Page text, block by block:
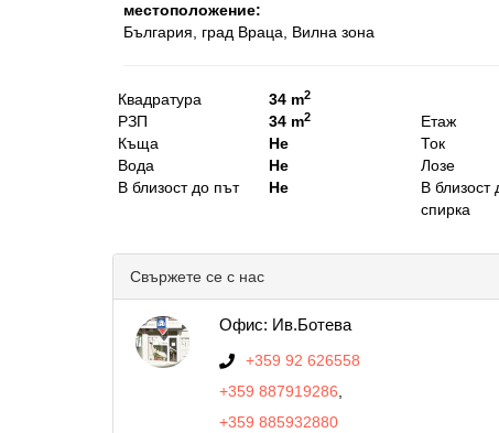
местоположение:
България, град Враца, Вилна зона
Квадратура 34 m2
РЗП 34 m2 Етаж
Къща
Не Ток
Вода
Не Лозе
В близост до път
Не
В близост
спирка
Свържете се с нас
Офис: Ив.Ботева
+359 92 626558
+359 887919286
+359 885932880